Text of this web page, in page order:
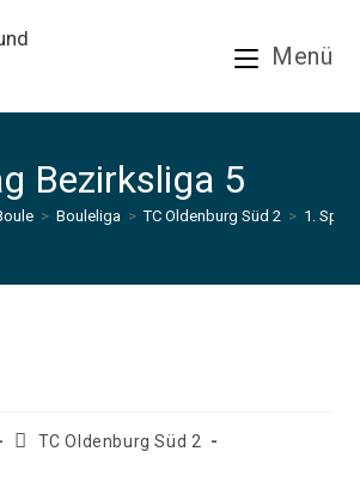
Menü
Bezirksliga 5
> Bouleliga > TC Oldenburg Süd 2 > 1.
Beitrags-
TC Oldenburg Süd 2